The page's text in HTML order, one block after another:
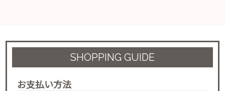
SHOPPING GUIDE
お支払い方法